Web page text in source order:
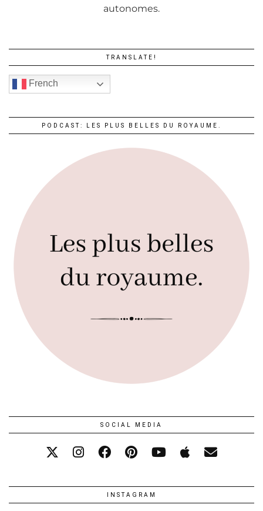
autonomes.
TRANSLATE!
French
PODCAST: LES PLUS BELLES DU ROYAUME.
SOCIAL MEDIA
INSTAGRAM